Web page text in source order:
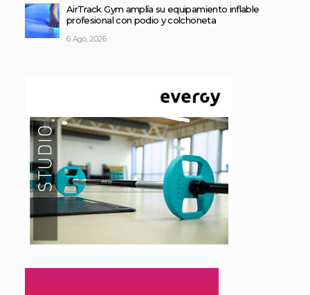
AirTrack Gym amplía su equipamiento inflable
profesional con podio y colchoneta
6 Ago, 2026